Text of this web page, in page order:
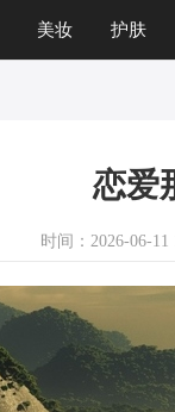
美妆 护肤
恋爱
时间：2026-06-11